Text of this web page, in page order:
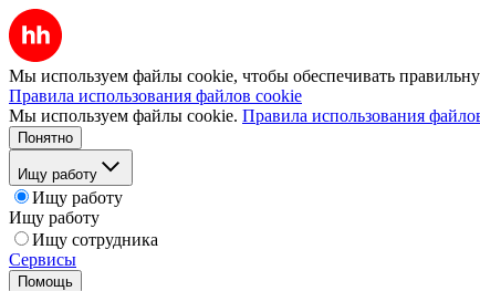
Мы используем файлы cookie, чтобы обеспечивать
Правила использования файлов cookie
Мы используем файлы cookie. Правила использования
Понятно
Ищу работу
Ищу работу
Ищу работу
Ищу сотрудника
Сервисы
Помощь